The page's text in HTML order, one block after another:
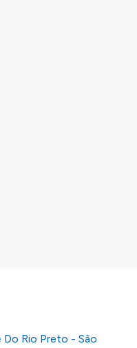
Do Rio Preto - São